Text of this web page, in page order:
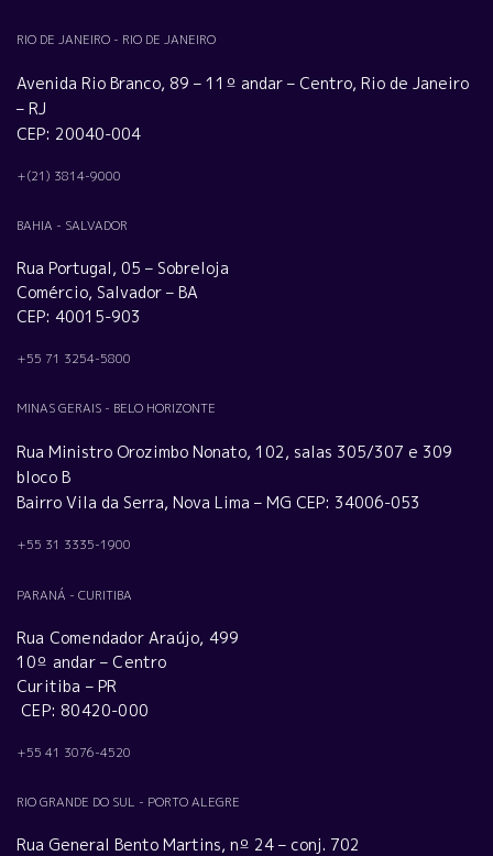
RIO DE JANEIRO - RIO DE JANEIRO
Avenida Rio Branco, 89 – 11º andar – Centro, Rio de Janeiro
– RJ
CEP: 20040-004
+(21) 3814-9000
BAHIA - SALVADOR
Rua Portugal, 05 – Sobreloja
Comércio, Salvador – BA
CEP: 40015-903
+55 71 3254-5800
MINAS GERAIS - BELO HORIZONTE
Rua Ministro Orozimbo Nonato, 102, salas 305/307 e 309
bloco B
Bairro Vila da Serra, Nova Lima – MG CEP: 34006-053
+55 31 3335-1900
PARANÁ - CURITIBA
Rua Comendador Araújo, 499
10º andar – Centro
Curitiba – PR
CEP: 80420-000
+55 41 3076-4520
RIO GRANDE DO SUL - PORTO ALEGRE
Rua General Bento Martins, nº 24 – conj. 702